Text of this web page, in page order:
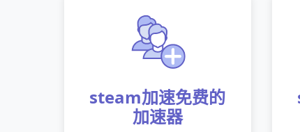
steam加速免费的
加速器